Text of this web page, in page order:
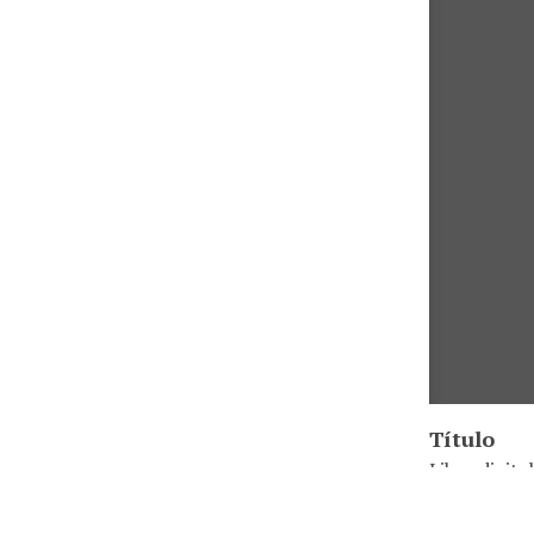
Título
Libro